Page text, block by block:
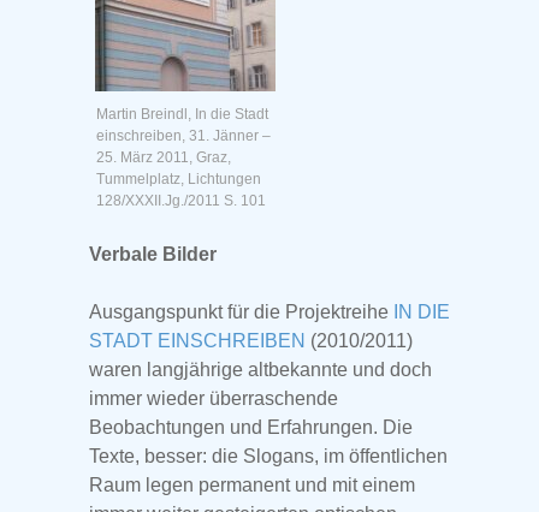
Martin Breindl, In die Stadt
einschreiben, 31. Jänner –
25. März 2011, Graz,
Tummelplatz, Lichtungen
128/XXXII.Jg./2011 S. 101
Verbale Bilder
Ausgangspunkt für die Projektreihe IN DIE
STADT EINSCHREIBEN (2010/2011)
waren langjährige altbekannte und doch
immer wieder überraschende
Beobachtungen und Erfahrungen. Die
Texte, besser: die Slogans, im öffentlichen
Raum legen permanent und mit einem